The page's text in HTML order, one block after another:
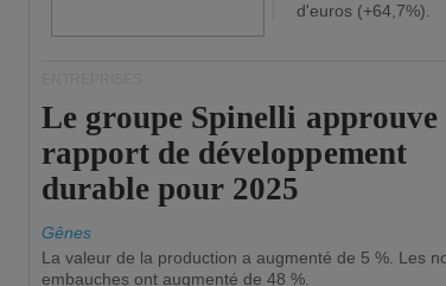
d'euros (+64,7%).
Le groupe Spinelli approuve
rapport de développement
durable pour 2025
Gênes
La valeur de la production a augmenté de 5 %. Les
embauches ont augmenté de 48 %.